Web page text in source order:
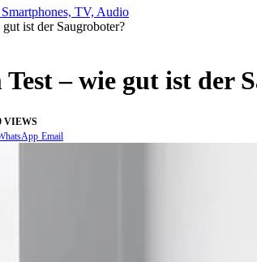
ist der Saugroboter?
– wie gut ist der
VIEWS
Email